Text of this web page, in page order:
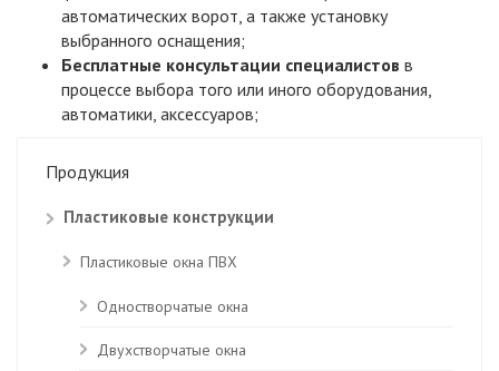
автоматических ворот, а также установку
выбранного оснащения;
Бесплатные консультации специалистов в
процессе выбора того или иного оборудования,
автоматики, аксессуаров;
Продукция
Пластиковые конструкции
Пластиковые окна ПВХ
Одностворчатые окна
Двухстворчатые окна